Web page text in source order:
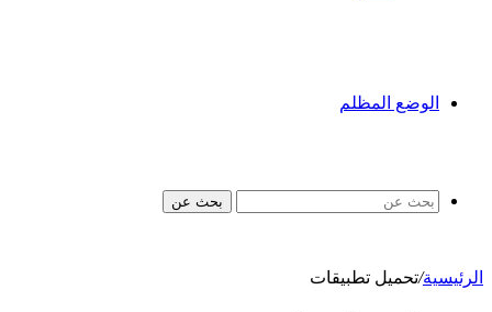
الوضع المظلم
بحث عن
الرئيسية/تحميل تطبيقات